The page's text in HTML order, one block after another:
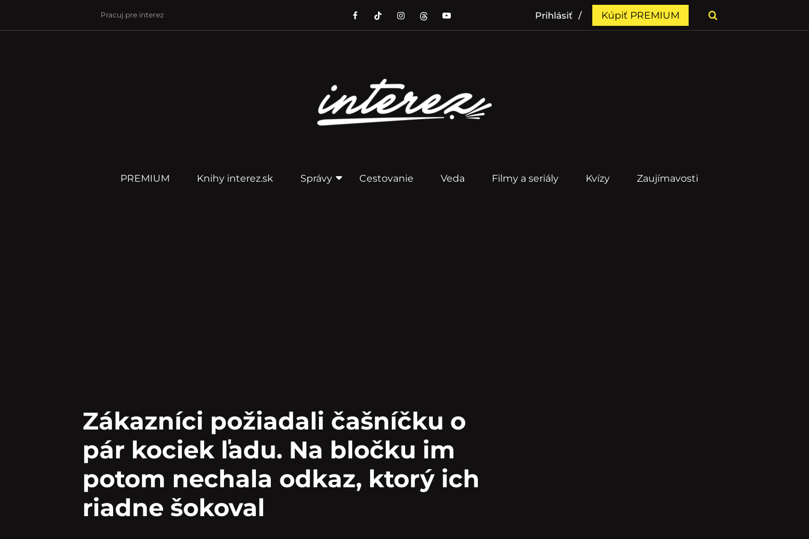
Pracuj pre interez Prihlásiť Kúpiť PREMIUM
PREMIUM Knihy interez.sk Správy Cestovanie Veda Filmy a seriály Kvízy Zaujímavosti
Zákazníci požiadali čašníčku o
pár kociek ľadu. Na bločku im
potom nechala odkaz, ktorý ich
riadne šokoval